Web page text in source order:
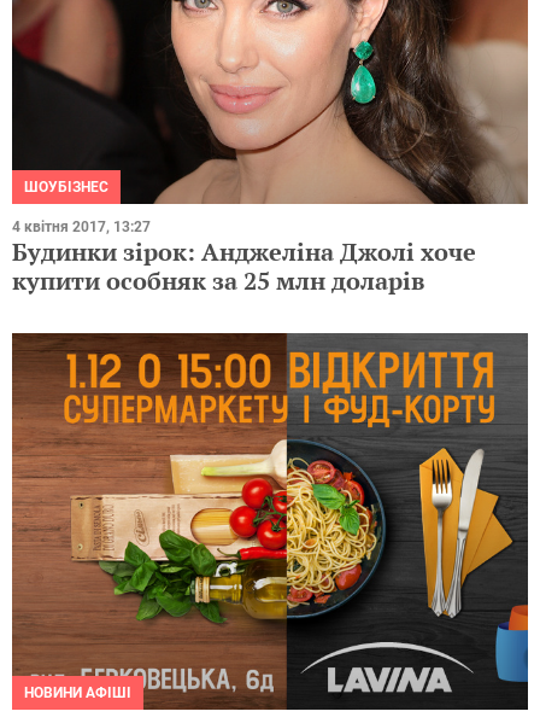
ШОУБІЗНЕС
4 квітня 2017, 13:27
Будинки зірок: Анджеліна Джолі хоче
купити особняк за 25 млн доларів
НОВИНИ АФІШІ